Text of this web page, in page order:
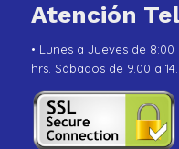
Atención
• Lunes a Jueves de 8:00
hrs. Sábados de 9.00 a